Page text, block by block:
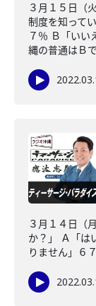
３月１５日（
制度を知って
７％ Ｂ「いい
縄の普通はＢ
３月１４日（
か？」 Ａ「は
りません」６